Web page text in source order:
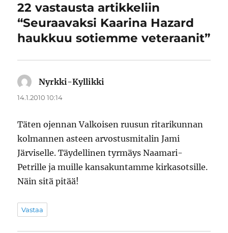
22 vastausta artikkeliin
“Seuraavaksi Kaarina Hazard
haukkuu sotiemme veteraanit”
Nyrkki-Kyllikki
14.1.2010 10:14
Täten ojennan Valkoisen ruusun ritarikunnan
kolmannen asteen arvostusmitalin Jami
Järviselle. Täydellinen tyrmäys Naamari-
Petrille ja muille kansakuntamme kirkasotsille.
Näin sitä pitää!
Vastaa